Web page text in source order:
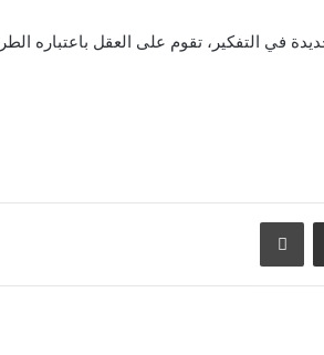
في التفكير، تقوم على العقل باعتباره
مشاركة عبر البريد طباعة